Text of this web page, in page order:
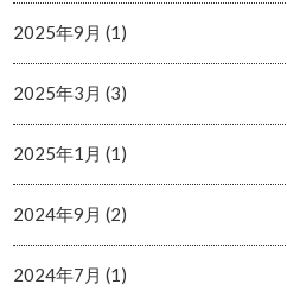
2025年9月 (1)
2025年3月 (3)
2025年1月 (1)
2024年9月 (2)
2024年7月 (1)